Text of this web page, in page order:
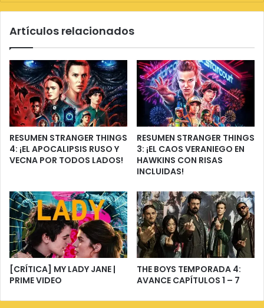
Artículos relacionados
RESUMEN STRANGER THINGS
4: ¡EL APOCALIPSIS RUSO Y
VECNA POR TODOS LADOS!
RESUMEN STRANGER THINGS
3: ¡EL CAOS VERANIEGO EN
HAWKINS CON RISAS
INCLUIDAS!
[CRÍTICA] MY LADY JANE |
PRIME VIDEO
THE BOYS TEMPORADA 4:
AVANCE CAPÍTULOS 1 – 7